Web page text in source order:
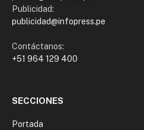
Publicidad:
publicidad@infopress.pe
Contáctanos:
+51 964 129 400
SECCIONES
Portada